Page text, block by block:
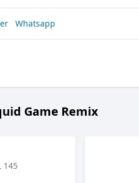
Whatsapp
Game Remix
145